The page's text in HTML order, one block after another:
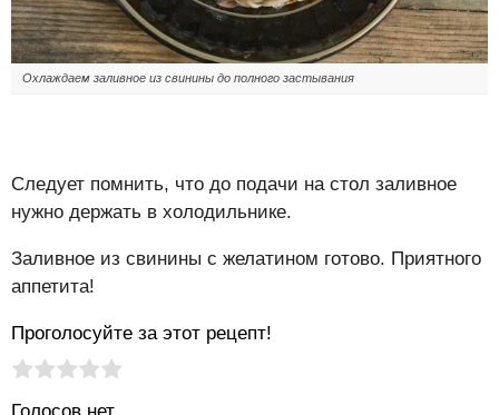
Охлаждаем заливное из свинины до полного застывания
Следует помнить, что до подачи на стол заливное
нужно держать в холодильнике.
Заливное из свинины с желатином готово. Приятного
аппетита!
Проголосуйте за этот рецепт!
Рейтинг статьи: